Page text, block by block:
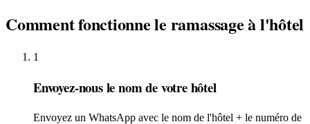
Comment fonctionne le ramassage à l'hôtel
1
Envoyez-nous le nom de votre hôtel
Envoyez un WhatsApp avec le nom de l'hôtel + le numéro de